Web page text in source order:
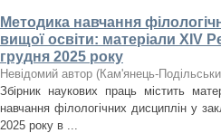
Методика навчання
вищої освіти: матеріали ХІV
грудня 2025 року
Невідомий автор (Кам'янець-
Збірник наукових праць містить
навчання філологічних дисциплін у
2025 року в ...